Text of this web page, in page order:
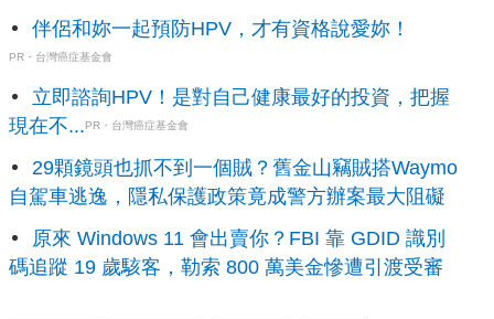
伴侶和妳一起預防HPV，才有資格說愛妳！
PR・台灣癌症基金會
立即諮詢HPV！是對自己健康最好的投資，把握
現在不...PR・台灣癌症基金會
29顆鏡頭也抓不到一個賊？舊金山竊賊搭Waymo
自駕車逃逸，隱私保護政策竟成警方辦案最大阻礙
原來 Windows 11 會出賣你？FBI 靠 GDID 識別
碼追蹤 19 歲駭客，勒索 800 萬美金慘遭引渡受審